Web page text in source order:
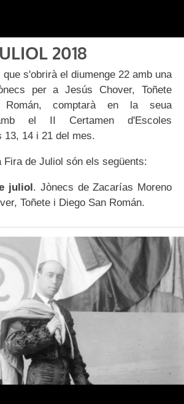
2018
s'obrirà el diumenge 22 amb una
per a Jesús Chover, Toñete
comptarà en la seua
el II Certamen d'Escoles
13, 14 i 21 del mes.
Fira de Juliol són els següents:
juliol. Jònecs de Zacarías Moreno
Toñete i Diego San Román.